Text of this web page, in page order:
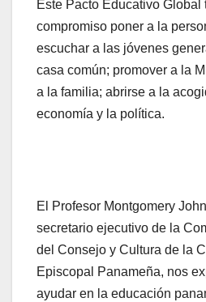
Este Pacto Educativo Global
compromiso poner a la
escuchar a las jóvenes
casa común; promover a la
a la familia; abrirse a la
economía y la política.
El Profesor Montgomery
secretario ejecutivo de la
del Consejo y Cultura de la
Episcopal Panameña, nos
ayudar en la educación